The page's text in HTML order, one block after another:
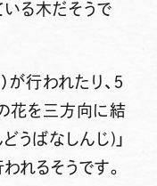
いる木だそうで
が行われたり、５
花を三方向に結
うばなしんじ)」
れるそうです。